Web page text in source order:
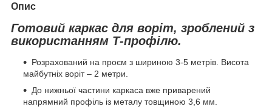
Опис
Готовий каркас для воріт, зроблений з
використанням Т-профілю.
Розрахований на проєм з шириною 3-5 метрів. Висота
майбутніх воріт – 2 метри.
До нижньої частини каркаса вже приварений
напрямний профіль із металу товщиною 3,6 мм.